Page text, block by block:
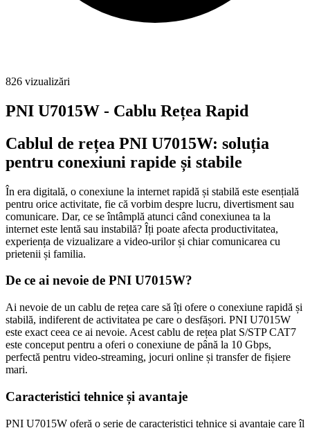
826 vizualizări
PNI U7015W - Cablu Rețea Rapid
Cablul de rețea PNI U7015W: soluția
pentru conexiuni rapide și stabile
În era digitală, o conexiune la internet rapidă și stabilă este esențială
pentru orice activitate, fie că vorbim despre lucru, divertisment sau
comunicare. Dar, ce se întâmplă atunci când conexiunea ta la
internet este lentă sau instabilă? Îți poate afecta productivitatea,
experiența de vizualizare a video-urilor și chiar comunicarea cu
prietenii și familia.
De ce ai nevoie de PNI U7015W?
Ai nevoie de un cablu de rețea care să îți ofere o conexiune rapidă și
stabilă, indiferent de activitatea pe care o desfășori. PNI U7015W
este exact ceea ce ai nevoie. Acest cablu de rețea plat S/STP CAT7
este conceput pentru a oferi o conexiune de până la 10 Gbps,
perfectă pentru video-streaming, jocuri online și transfer de fișiere
mari.
Caracteristici tehnice și avantaje
PNI U7015W oferă o serie de caracteristici tehnice și avantaje care îl